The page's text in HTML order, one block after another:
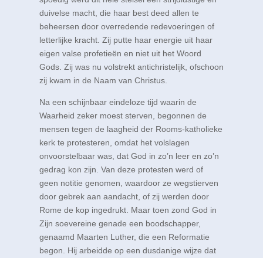
duivelse macht, die haar best deed allen te
beheersen door overredende redevoeringen of
letterlijke kracht. Zij putte haar energie uit haar
eigen valse profetieën en niet uit het Woord
Gods. Zij was nu volstrekt antichristelijk, ofschoon
zij kwam in de Naam van Christus.
Na een schijnbaar eindeloze tijd waarin de
Waarheid zeker moest sterven, begonnen de
mensen tegen de laagheid der Rooms-katholieke
kerk te protesteren, omdat het volslagen
onvoorstelbaar was, dat God in zo’n leer en zo’n
gedrag kon zijn. Van deze protesten werd of
geen notitie genomen, waardoor ze wegstierven
door gebrek aan aandacht, of zij werden door
Rome de kop ingedrukt. Maar toen zond God in
Zijn soevereine genade een boodschapper,
genaamd Maarten Luther, die een Reformatie
begon. Hij arbeidde op een dusdanige wijze dat